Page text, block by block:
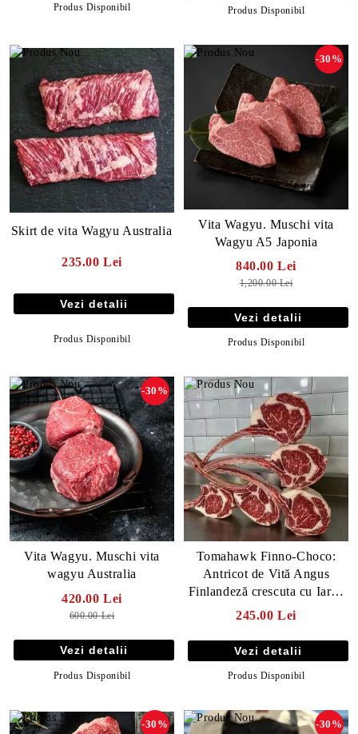
Produs Disponibil Produs Disponibil
Skirt de vita Wagyu Australia
235.00 Lei
Vezi detalii
Produs Disponibil
Vita Wagyu. Muschi vita
Wagyu A5 Japonia
-30%
840.00 Lei
1,200.00 Lei
Vezi detalii
Produs Disponibil
Vita Wagyu. Muschi vita
wagyu Australia
-30%
420.00 Lei
600.00 Lei
Vezi detalii
Produs Disponibil
Tomahawk Finno-Choco:
Antricot de Vită Angus
Finlandeză crescuta cu Iarbă
și Ciocolată
245.00 Lei
Vezi detalii
Produs Disponibil
-30% -30%